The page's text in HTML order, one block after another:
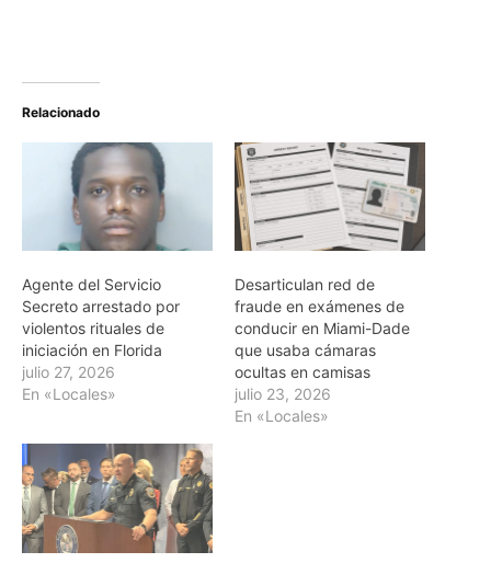
Relacionado
Agente del Servicio
Secreto arrestado por
violentos rituales de
iniciación en Florida
julio 27, 2026
En «Locales»
Desarticulan red de
fraude en exámenes de
conducir en Miami-Dade
que usaba cámaras
ocultas en camisas
julio 23, 2026
En «Locales»